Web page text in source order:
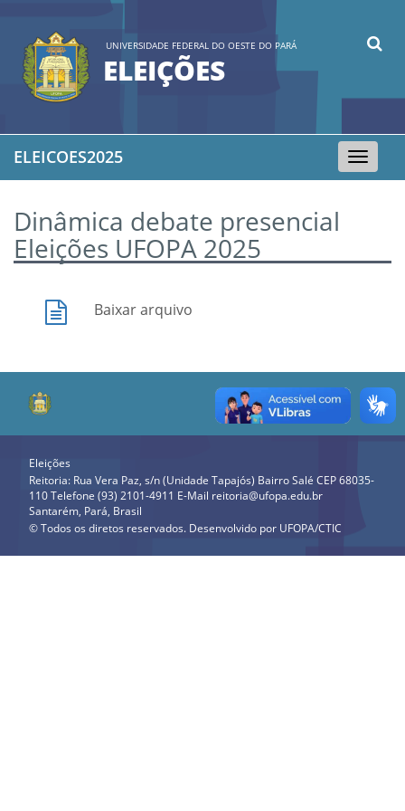
UNIVERSIDADE FEDERAL DO OESTE DO PARÁ
ELEIÇÕES
Toggle
navigation
ELEICOES2025
Dinâmica debate presencial
Eleições UFOPA 2025
Baixar arquivo
Eleições
Reitoria: Rua Vera Paz, s/n (Unidade Tapajós) Bairro Salé CEP 68035-
110 Telefone (93) 2101-4911 E-Mail reitoria@ufopa.edu.br
Santarém, Pará, Brasil
© Todos os diretos reservados. Desenvolvido por UFOPA/CTIC